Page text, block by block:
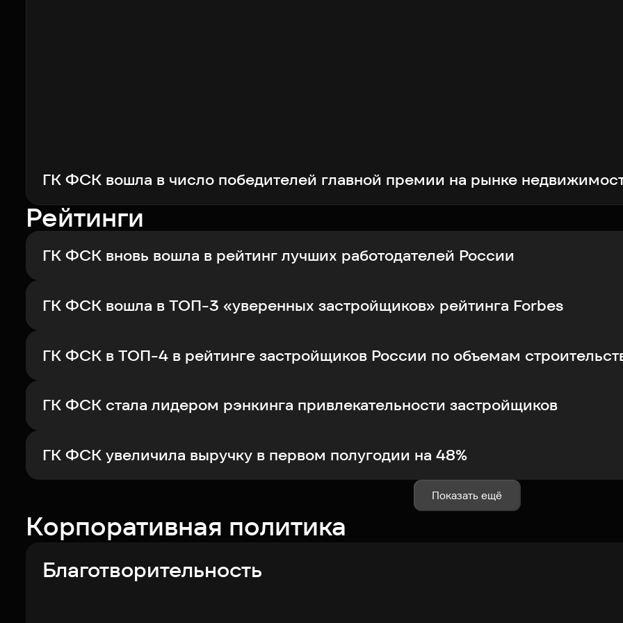
ГК ФСК вошла в число победителей главной премии на рынке
Рейтинги
ГК ФСК вновь вошла в рейтинг лучших работодателей России
ГК ФСК вошла в ТОП-3 «уверенных застройщиков» рейтинга Forbes
ГК ФСК в ТОП-4 в рейтинге застройщиков России по объемам
ГК ФСК стала лидером рэнкинга привлекательности застройщиков
ГК ФСК увеличила выручку в первом полугодии на 48%
Показать ещё
Корпоративная политика
Благотворительность